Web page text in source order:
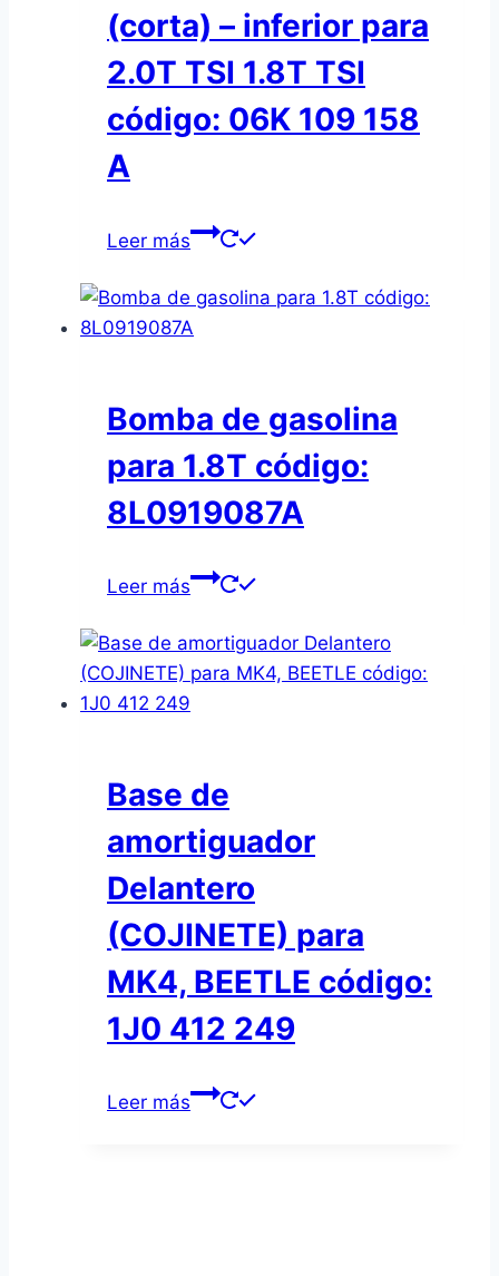
(corta) – inferior para
2.0T TSI 1.8T TSI
código: 06K 109 158
A
Leer más
Bomba de gasolina
para 1.8T código:
8L0919087A
Leer más
Base de
amortiguador
Delantero
(COJINETE) para
MK4, BEETLE código:
1J0 412 249
Leer más